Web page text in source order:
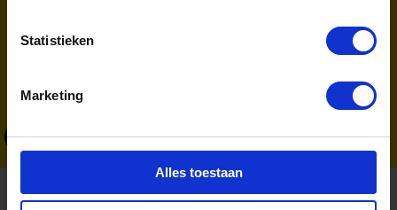
Statistieken
Marketing
Alles toestaan
Eventmanagement
+31(0)6 2927 6787